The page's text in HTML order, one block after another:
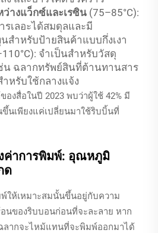
างแว็กซ์และเรซิน (75–85°C):
เลอะได้สมดุลและมี
สำหรับป้ายสินค้าแบบกึ่งเงา
จำเป็นสำหรับวัสดุ
น ฉลากทรัพย์สินที่ต้านทานสาร
หรับใช้กลางแจ้ง
องสื่อในปี 2023 พบว่าผู้ใช้ 42% มี
นเพียงแค่เปลี่ยนมาใช้ริบบิ้นที่
ค่าการพิมพ์: อุณหภูมิ
ด
ให้เหมาะสมนั้นขึ้นอยู่กับความ
นของริบบอนก่อนที่จะละลาย หาก
ลากจะไหม้แทนที่จะพิมพ์ออกมาได้